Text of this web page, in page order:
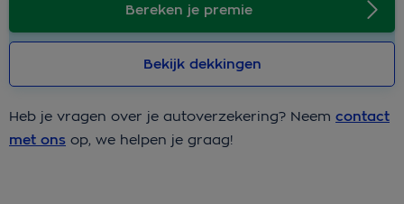
Bereken je premie
Bekijk dekkingen
Heb je vragen over je autoverzekering? Neem contact
met ons op, we helpen je graag!